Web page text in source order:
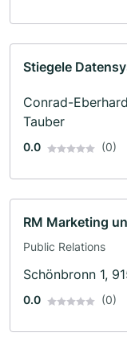
Stiegele
Conrad-
Tauber
0.0 (0)
RM Marketing
Public Relations
Schönbronn 1,
0.0 (0)